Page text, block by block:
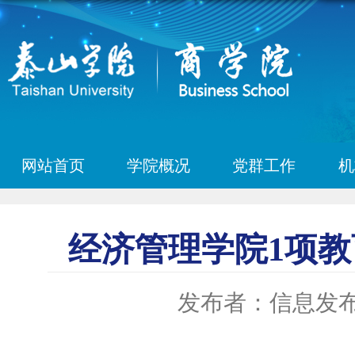
网站首页 学院概况 党群工作
经济管理学院1项
发布者：信息发